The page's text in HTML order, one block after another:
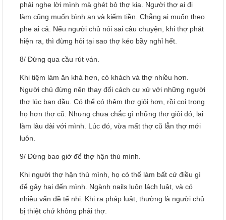
phải nghe lời mình mà ghét bỏ thợ kia. Người thợ ai đi
làm cũng muốn bình an và kiếm tiền. Chẳng ai muốn theo
phe ai cả. Nếu người chủ nói sai câu chuyện, khi thợ phát
hiện ra, thì đừng hỏi tại sao thợ kéo bầy nghỉ hết.
8/ Đừng qua cầu rút ván.
Khi tiệm làm ăn khá hơn, có khách và thợ nhiều hơn.
Người chủ đừng nên thay đổi cách cư xử với những người
thợ lúc ban đầu. Có thể có thêm thợ giỏi hơn, rồi coi trọng
họ hơn thợ cũ. Nhưng chưa chắc gì những thợ giỏi đó, lại
làm lâu dài với mình. Lúc đó, vừa mất thợ cũ lẫn thợ mới
luôn.
9/ Đừng bao giờ để thợ hận thù mình.
Khi người thợ hận thù mình, họ có thể làm bất cứ điều gì
để gây hại đến mình. Ngành nails luôn lách luật, và có
nhiều vấn đề tế nhị. Khi ra pháp luật, thường là người chủ
bị thiệt chứ không phải thợ.